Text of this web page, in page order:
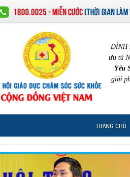
1800.0025 - MIỄN CƯỚC(THỜI GIAN LÀM
ĐỈNH
ưu tú
Yếu
giải
TRANG CHỦ